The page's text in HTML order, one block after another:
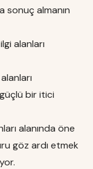
sonuç almanın
alanları
bir itici
alanında öne
göz ardı etmek